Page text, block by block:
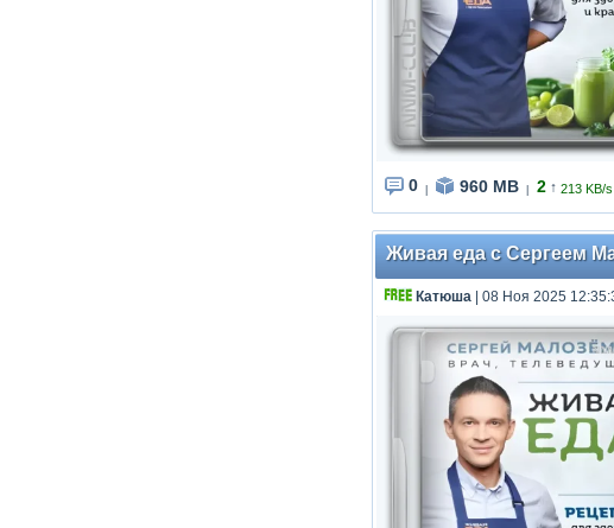
0 960 MB 2 ↑ 213 KB/s
Живая еда с Сергеем
Катюша| 08 Ноя 2025